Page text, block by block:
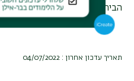
הבית בעזרת הממצא הארכיאולוגי.
תאריך עדכון אחרון : 04/07/2022